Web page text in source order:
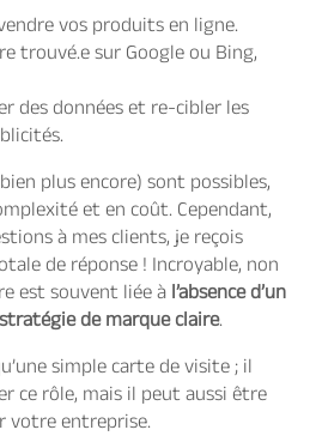
vos produits en ligne.
trouvé.e sur Google ou Bing,
des données et re-cibler les
plus encore) sont possibles,
et en coût. Cependant,
à mes clients, je reçois
de réponse ! Incroyable, non
est souvent liée àl’absence d’un
de marque claire.
simple carte de visite ; il
ce rôle, mais il peut aussi être
votre entreprise.